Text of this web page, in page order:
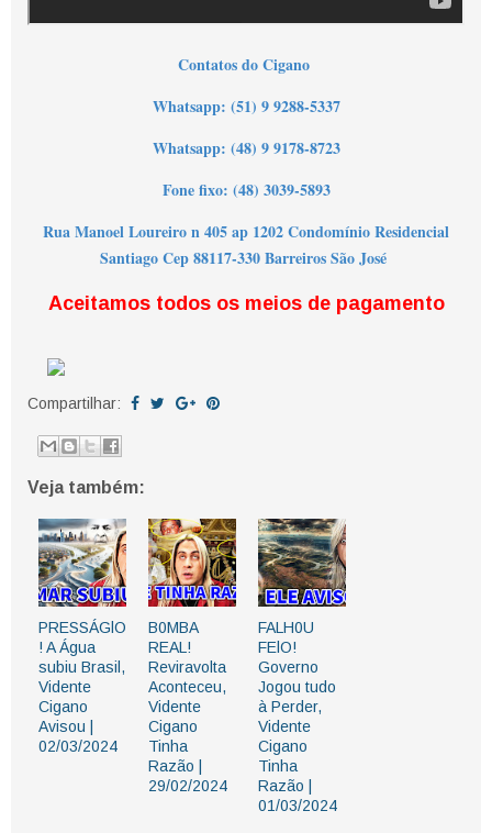
Contatos do Cigano
Whatsapp: (51) 9 9288-5337
Whatsapp: (48) 9 9178-8723
Fone fixo: (48) 3039-5893
Rua Manoel Loureiro n 405 ap 1202 Condomínio Residencial
Santiago Cep 88117-330 Barreiros São José
Aceitamos todos os meios de pagamento
Compartilhar:
Veja também:
PRESSÁGlO
! A Água
subiu Brasil,
Vidente
Cigano
Avisou |
02/03/2024
B0MBA
REAL!
Reviravolta
Aconteceu,
Vidente
Cigano
Tinha
Razão |
29/02/2024
FALH0U
FElO!
Governo
Jogou tudo
à Perder,
Vidente
Cigano
Tinha
Razão |
01/03/2024